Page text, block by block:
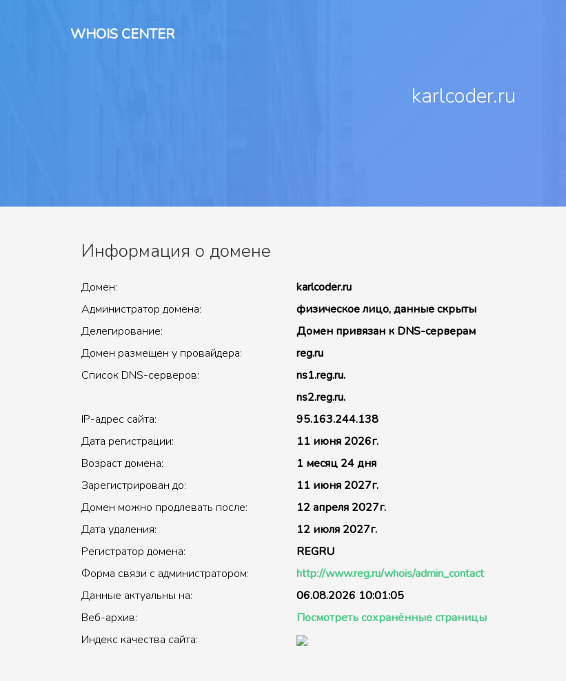
WHOIS CENTER
karlcoder.ru
Информация о домене
Домен:
karlcoder.ru
Администратор домена:
физическое лицо, данные скрыты
Делегирование:
Домен привязан к DNS-серверам
Домен размещен у провайдера:
reg.ru
Список DNS-серверов:
ns1.reg.ru.
ns2.reg.ru.
IP-адрес сайта:
95.163.244.138
Дата регистрации:
11 июня 2026г.
Возраст домена:
1 месяц 24 дня
Зарегистрирован до:
11 июня 2027г.
Домен можно продлевать после:
12 апреля 2027г.
Дата удаления:
12 июля 2027г.
Регистратор домена:
REGRU
Форма связи с администратором:
http://www.reg.ru/whois/admin_contact
Данные актуальны на:
06.08.2026 10:01:05
Веб-архив:
Посмотреть сохранённые страницы
Индекс качества сайта: